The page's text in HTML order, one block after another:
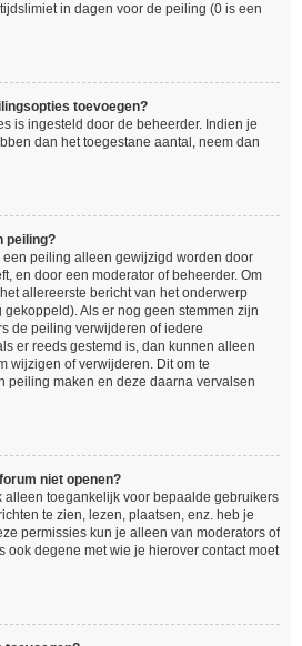
in dagen voor de peiling (0 is een
toevoegen?
is ingesteld door de beheerder. Indien je
dan het toegestane aantal, neem dan
peiling?
een peiling alleen gewijzigd worden door
en door een moderator of beheerder. Om
allereerste bericht van het onderwerp
Als er nog geen stemmen zijn
de peiling verwijderen of iedere
er reeds gestemd is, dan kunnen alleen
wijzigen of verwijderen. Dit om te
peiling maken en deze daarna vervalsen
niet openen?
alleen toegankelijk voor bepaalde gebruikers
te zien, lezen, plaatsen, enz. heb je
permissies kun je alleen van moderators of
ook degene met wie je hierover contact moet